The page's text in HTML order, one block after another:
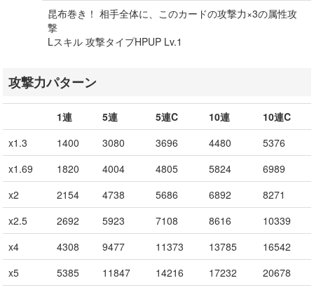
昆布巻き！ 相手全体に、このカードの攻撃力×3の属性攻
撃
Lスキル 攻撃タイプHPUP Lv.1
攻撃力パターン
1連 5連 5連C 10連
10連C
x1.3
1400 3080 3696 4480
5376
x1.69
1820 4004 4805 5824
6989
x2
2154 4738 5686 6892
8271
x2.5
2692 5923 7108 8616
10339
x4
4308 9477 11373 13785
16542
x5
5385 11847 14216 17232 20678